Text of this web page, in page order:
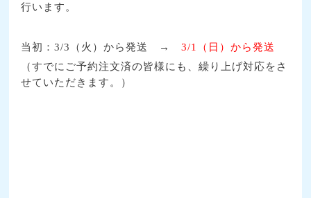
行います。
当初：3/3 （火）から発送 →3/1
（日）から発送
（すでにご予約注文済の皆様にも、繰り上げ対応をさ
せていただきます。）